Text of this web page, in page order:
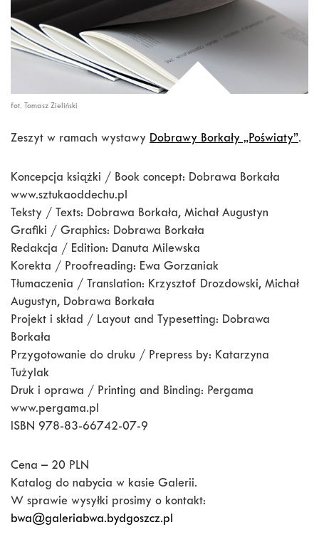
fot. Tomasz Zieliński
Zeszyt w ramach wystawy Dobrawy Borkały „Poświaty”.
Koncepcja książki / Book concept: Dobrawa Borkała
www.sztukaoddechu.pl
Teksty / Texts: Dobrawa Borkała, Michał Augustyn
Grafiki / Graphics: Dobrawa Borkała
Redakcja / Edition: Danuta Milewska
Korekta / Proofreading: Ewa Gorzaniak
Tłumaczenia / Translation: Krzysztof Drozdowski, Michał
Augustyn, Dobrawa Borkała
Projekt i skład / Layout and Typesetting: Dobrawa
Borkała
Przygotowanie do druku / Prepress by: Katarzyna
Tużylak
Druk i oprawa / Printing and Binding: Pergama
www.pergama.pl
ISBN 978-83-66742-07-9
Cena – 20 PLN
Katalog do nabycia w kasie Galerii.
W sprawie wysyłki prosimy o kontakt:
bwa@galeriabwa.bydgoszcz.pl